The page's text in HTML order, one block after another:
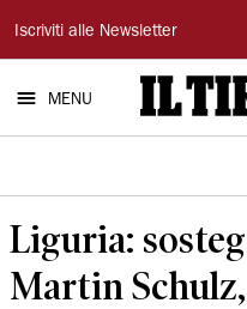
Il
Tirreno
Iscriviti alle Newsletter
MENU
Liguria:
Martin